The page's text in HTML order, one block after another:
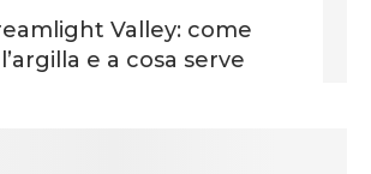
Valley: come
e a cosa serve